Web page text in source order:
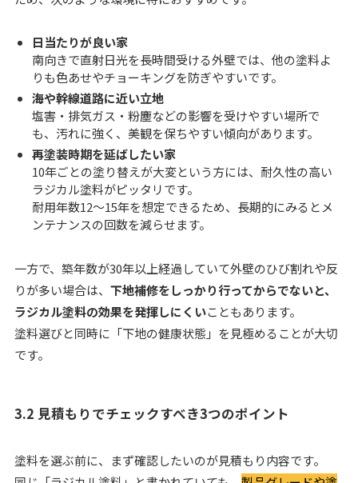
日当たりが良い家
南向きで直射日光を長時間受ける外壁では、他の塗料よ
りも色あせやチョーキングを防ぎやすいです。
海や幹線道路に近い立地
塩害・排気ガス・粉塵などの影響を受けやすい場所で
も、汚れに強く、美観を保ちやすい傾向があります。
再塗装時期を延ばしたい家
10年ごとの塗り替えが大変という方には、耐久性の高い
ラジカル塗料がピッタリです。
耐用年数12〜15年を想定できるため、長期的にみるとメ
ンテナンスの回数を減らせます。
一方で、築年数が30年以上経過していて外壁のひび割れや反
りが多い場合は、 下地補修をしっかり行ってからでないと、
ラジカル塗料の効果を発揮しにくいこともあります。
塗料選びと同時に「下地の健康状態」を見極めることが大切
です。
3.2 見積もりでチェックすべき3つのポイント
塗料を選ぶ前に、まず確認したいのが見積もり内容です。